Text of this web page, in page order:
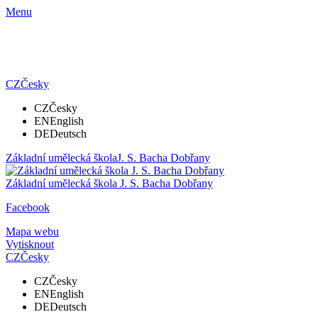
Menu
CZČesky
CZČesky
ENEnglish
DEDeutsch
Základní umělecká školaJ. S. Bacha Dobřany
Základní umělecká škola J. S. Bacha Dobřany
Facebook
Mapa webu
Vytisknout
CZČesky
CZČesky
ENEnglish
DEDeutsch